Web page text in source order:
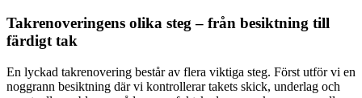
Takrenoveringens olika steg – från besiktning till
färdigt tak
En lyckad takrenovering består av flera viktiga steg. Först utför vi en
noggrann besiktning där vi kontrollerar takets skick, underlag och